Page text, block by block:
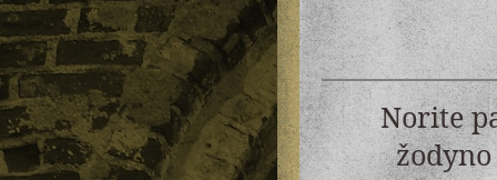
Norite